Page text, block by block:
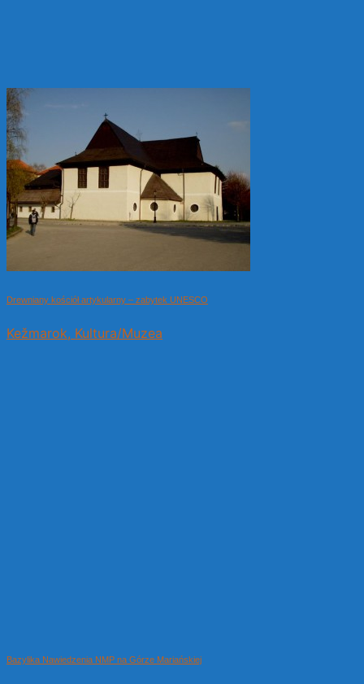
Drewniany kościół artykularny – zabytek UNESCO
Kežmarok, Kultura/Muzea
Bazylika Nawiedzenia NMP na Górze Mariańskiej